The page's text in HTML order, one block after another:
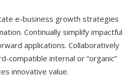
e-business growth strategies
Continually simplify impactful
applications. Collaboratively
compatible internal or “organic”
innovative value.